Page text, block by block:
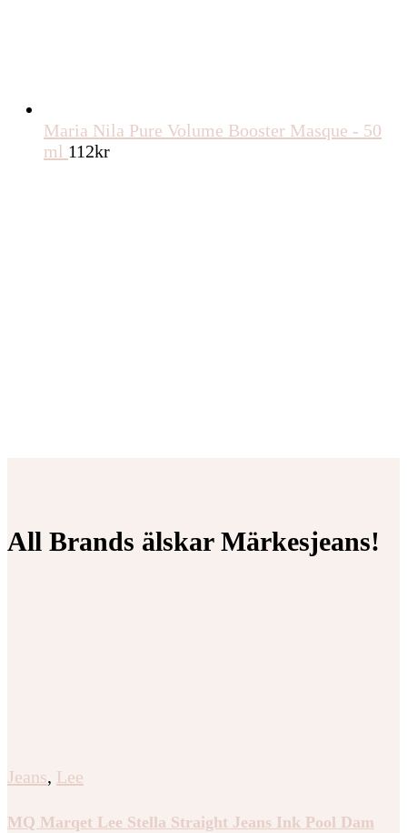
Maria Nila Pure Volume Booster Masque - 50
ml 112kr
All Brands älskar Märkesjeans!
Jeans, Lee
MQ Marqet Lee Stella Straight Jeans Ink Pool Dam